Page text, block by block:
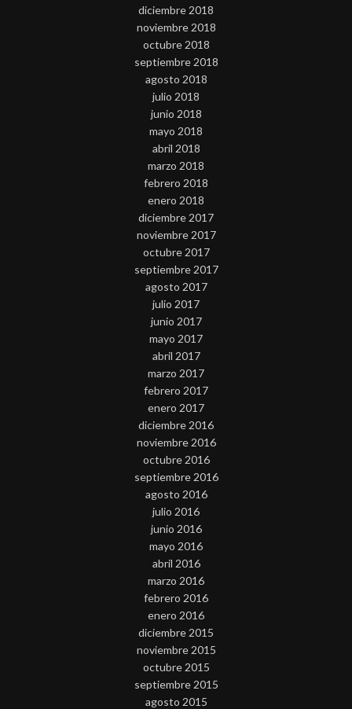
diciembre 2018
noviembre 2018
octubre 2018
septiembre 2018
agosto 2018
julio 2018
junio 2018
mayo 2018
abril 2018
marzo 2018
febrero 2018
enero 2018
diciembre 2017
noviembre 2017
octubre 2017
septiembre 2017
agosto 2017
julio 2017
junio 2017
mayo 2017
abril 2017
marzo 2017
febrero 2017
enero 2017
diciembre 2016
noviembre 2016
octubre 2016
septiembre 2016
agosto 2016
julio 2016
junio 2016
mayo 2016
abril 2016
marzo 2016
febrero 2016
enero 2016
diciembre 2015
noviembre 2015
octubre 2015
septiembre 2015
agosto 2015